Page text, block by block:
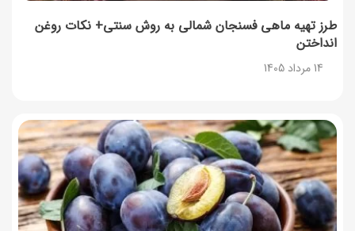
طرز تهیه ماهی فسنجان شمالی به روش سنتی+ نکات روغن
انداختن
14 مرداد 1405